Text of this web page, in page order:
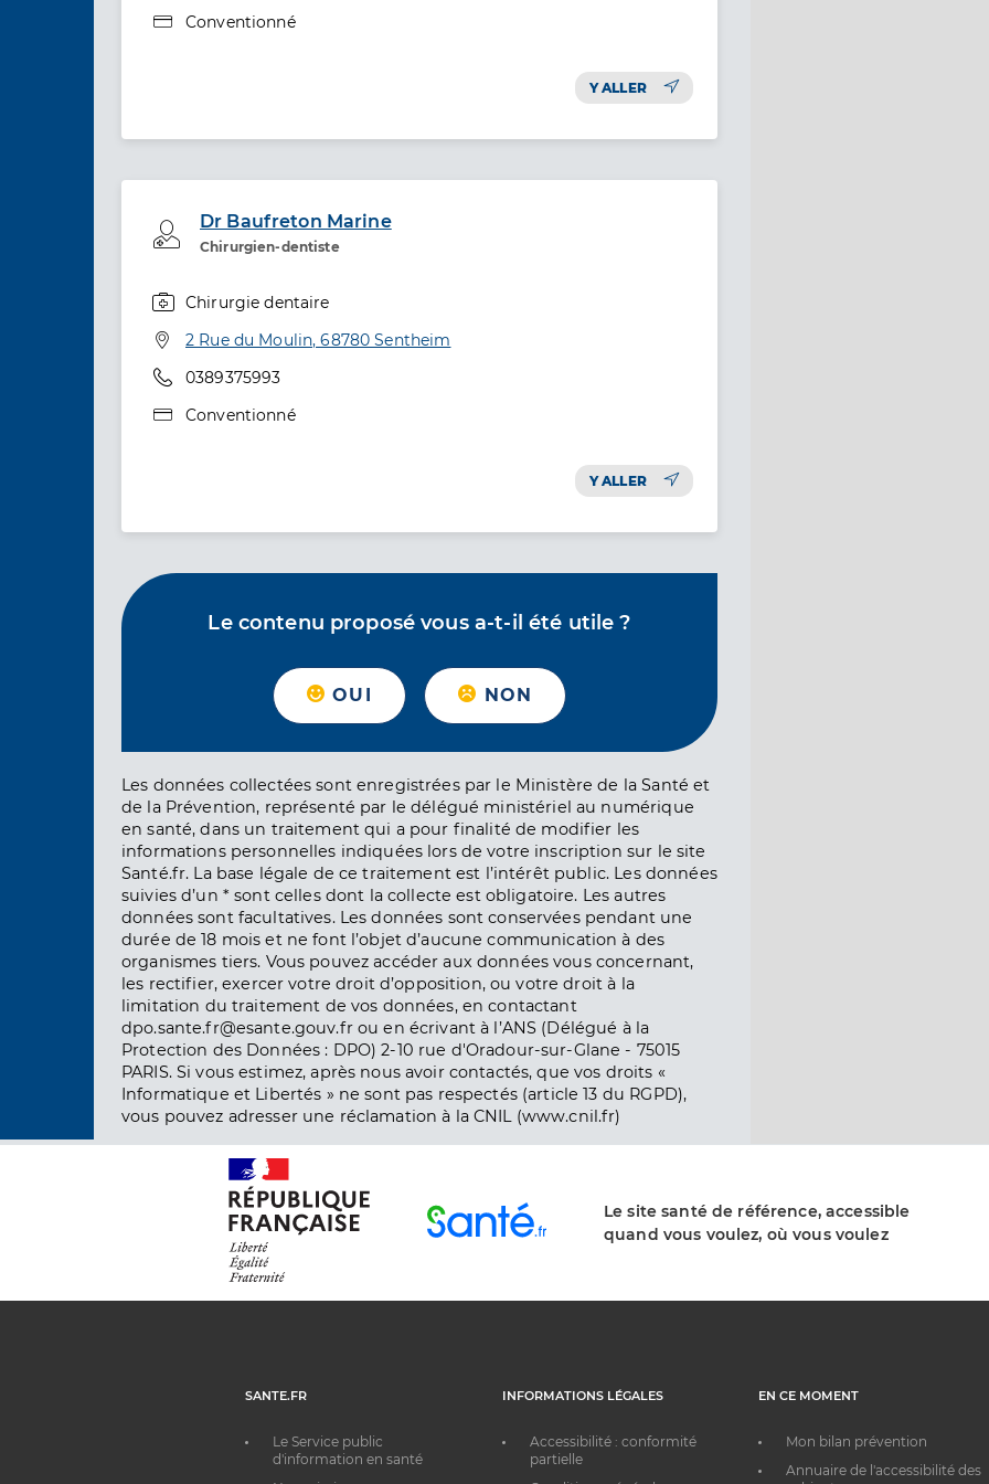
Type de convention
Conventionné
Y ALLER
Dr Baufreton Marine
Chirurgien-dentiste
Professionel de santé
Chirurgie dentaire
Adresse
2 Rue du Moulin, 68780 Sentheim
Téléphone
0389375993
Type de convention
Conventionné
Y ALLER
Le contenu proposé vous a-t-il été utile ?
OUI NON
Les données collectées sont enregistrées par le Ministère de la Santé et
de la Prévention, représenté par le délégué ministériel au numérique
en santé, dans un traitement qui a pour finalité de modifier les
informations personnelles indiquées lors de votre inscription sur le site
Santé.fr. La base légale de ce traitement est l’intérêt public. Les données
suivies d’un * sont celles dont la collecte est obligatoire. Les autres
données sont facultatives. Les données sont conservées pendant une
durée de 18 mois et ne font l’objet d’aucune communication à des
organismes tiers. Vous pouvez accéder aux données vous concernant,
les rectifier, exercer votre droit d’opposition, ou votre droit à la
limitation du traitement de vos données, en contactant
dpo.sante.fr@esante.gouv.fr ou en écrivant à l’ANS (Délégué à la
Protection des Données : DPO) 2-10 rue d'Oradour-sur-Glane - 75015
PARIS. Si vous estimez, après nous avoir contactés, que vos droits «
Informatique et Libertés » ne sont pas respectés (article 13 du RGPD),
vous pouvez adresser une réclamation à la CNIL (www.cnil.fr)
Le site santé de référence, accessible
quand vous voulez, où vous voulez
SANTE.FR
Le Service public
d'information en santé
INFORMATIONS LÉGALES
Accessibilité : conformité
partielle
EN CE MOMENT
Mon bilan prévention
Annuaire de l'accessibilité des